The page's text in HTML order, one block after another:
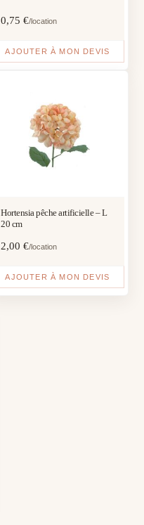
0,75 €/location
AJOUTER À MON DEVIS
Hortensia pêche artificielle – L
20 cm
2,00 €/location
AJOUTER À MON DEVIS